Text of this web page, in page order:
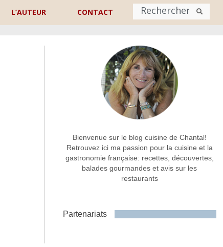
L’AUTEUR CONTACT
Nom
Commentaire ou message *
Bienvenue sur le blog cuisine de Chantal!
Retrouvez ici ma passion pour la cuisine et la
gastronomie française: recettes, découvertes,
balades gourmandes et avis sur les
restaurants
Partenariats